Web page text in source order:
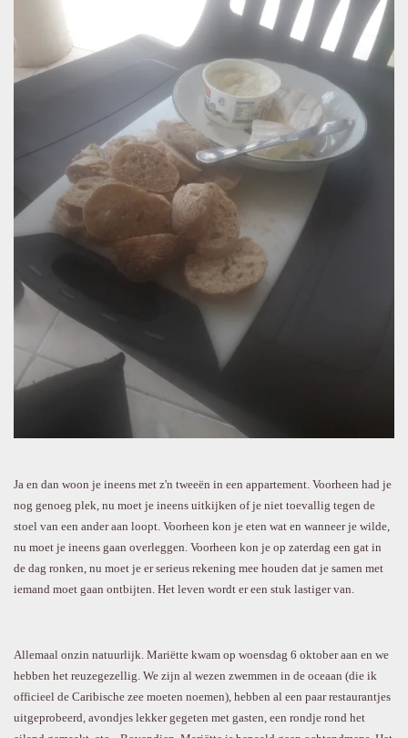
Ja en dan woon je ineens met z'n tweeën in een appartement. Voorheen had je
nog genoeg plek, nu moet je ineens uitkijken of je niet toevallig tegen de
stoel van een ander aan loopt. Voorheen kon je eten wat en wanneer je wilde,
nu moet je ineens gaan overleggen. Voorheen kon je op zaterdag een gat in
de dag ronken, nu moet je er serieus rekening mee houden dat je samen met
iemand moet gaan ontbijten. Het leven wordt er een stuk lastiger van.
Allemaal onzin natuurlijk. Mariëtte kwam op woensdag 6 oktober aan en we
hebben het reuzegezellig. We zijn al wezen zwemmen in de oceaan (die ik
officieel de Caribische zee moeten noemen), hebben al een paar restaurantjes
uitgeprobeerd, avondjes lekker gegeten met gasten, een rondje rond het